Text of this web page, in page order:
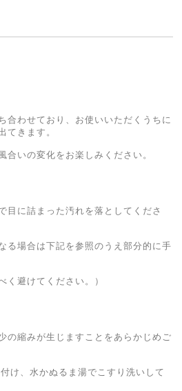
合わせており、お使いいただくうちに
てきます。
合いの変化をお楽しみください。
目に詰まった汚れを落としてくださ
る場合は下記を参照のうえ部分的に手
く避けてください。）
の縮みが生じますことをあらかじめご
け、水かぬるま湯でこすり洗いして